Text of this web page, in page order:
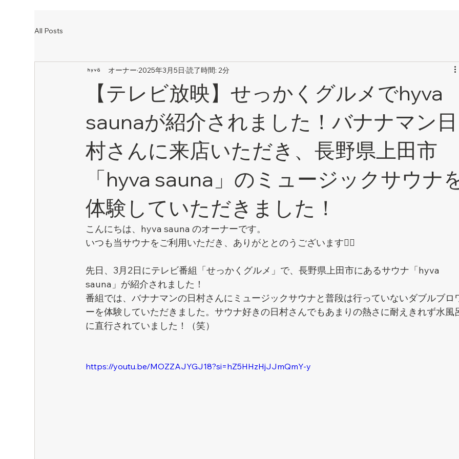
All Posts
【テレビ放映】せっかくグルメでhyva
saunaが紹介されました！バナナマン日
村さんに来店いただき、長野県上田市
「hyva sauna」のミュージックサウナ
体験していただきました！
オーナー 2025年3月5日 読了時間: 2分
こんにちは、hyva sauna のオーナーです。
いつも当サウナをご利用いただき、ありがととのうございます🧖‍♀️
先日、3月2日にテレビ番組「せっかくグルメ」で、長野県上田市にあるサウナ「hyva
sauna」が紹介されました！
番組では、バナナマンの日村さんにミュージックサウナと普段は行っていないダブルブロ
ーを体験していただきました。サウナ好きの日村さんでもあまりの熱さに耐えきれず水風
に直行されていました！（笑）
https://youtu.be/MOZZAJYGJ18?si=hZ5HHzHjJJmQmY-y